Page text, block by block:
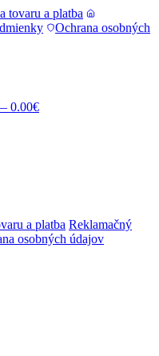
tovaru a platba
Ochrana osobných
0.00€
a platba Reklamačný
osobných údajov